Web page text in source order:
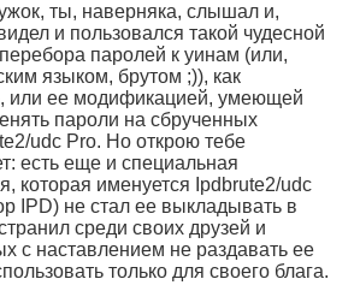
ты, наверняка, слышал и,
и пользовался такой чудесной
паролей к уинам (или,
языком, брутом ;)), как
или ее модификацией, умеющей
пароли на сбрученных
udc Pro. Но открою тебе
есть еще и специальная
которая именуется Ipdbrute2/udc
IPD) не стал ее выкладывать в
среди своих друзей и
с наставлением не раздавать ее
только для своего блага.